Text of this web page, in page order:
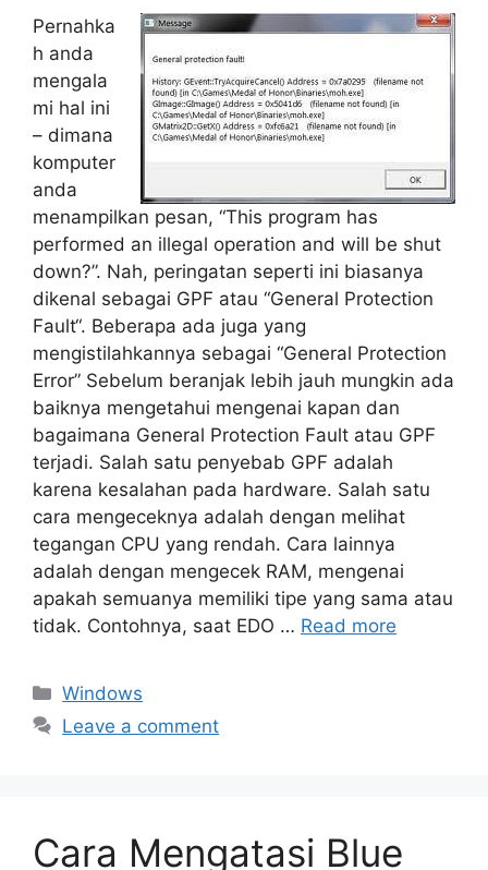
Pernahka
h anda
mengala
mi hal ini
– dimana
komputer
anda
menampilkan pesan, “This program has
performed an illegal operation and will be shut
down?”. Nah, peringatan seperti ini biasanya
dikenal sebagai GPF atau “General Protection
Fault“. Beberapa ada juga yang
mengistilahkannya sebagai “General Protection
Error” Sebelum beranjak lebih jauh mungkin ada
baiknya mengetahui mengenai kapan dan
bagaimana General Protection Fault atau GPF
terjadi. Salah satu penyebab GPF adalah
karena kesalahan pada hardware. Salah satu
cara mengeceknya adalah dengan melihat
tegangan CPU yang rendah. Cara lainnya
adalah dengan mengecek RAM, mengenai
apakah semuanya memiliki tipe yang sama atau
tidak. Contohnya, saat EDO … Read more
Categories
Windows
Leave a comment
Cara Mengatasi Blue